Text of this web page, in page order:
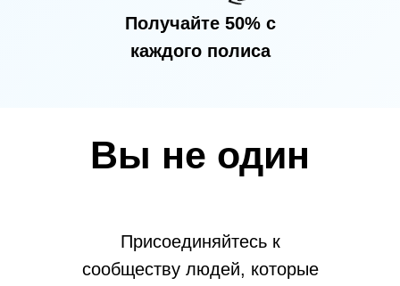
Получайте 50% с
каждого полиса
Вы не один
Присоединяйтесь к
сообществу людей, которые